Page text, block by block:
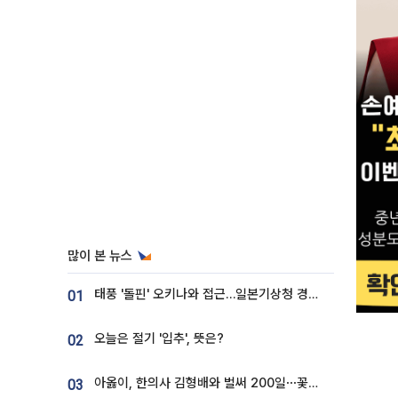
많이 본 뉴스
01 태풍 '돌핀' 오키나와 접근…일본기상청 경로 업데이트
02 오늘은 절기 '입추', 뜻은?
03 아옳이, 한의사 김형배와 벌써 200일⋯꽃다발 들고 "프러포즈 아냐"